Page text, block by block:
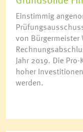
Einstimmig
von Bürgermeister
Jahr 2019. Die
hoher
werden.